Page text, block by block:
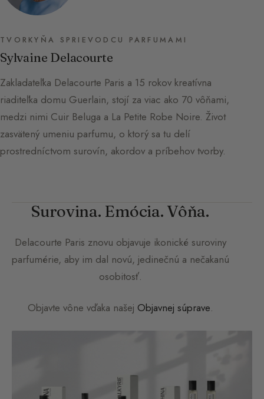
TVORKYŇA SPRIEVODCU PARFUMAMI
Sylvaine Delacourte
Zakladateľka Delacourte Paris a 15 rokov kreatívna
riaditeľka domu Guerlain, stojí za viac ako 70 vôňami,
medzi nimi Cuir Beluga a La Petite Robe Noire. Život
zasvätený umeniu parfumu, o ktorý sa tu delí
prostredníctvom surovín, akordov a príbehov tvorby.
Surovina. Emócia. Vôňa.
Delacourte Paris znovu objavuje ikonické suroviny
parfumérie, aby im dal novú, jedinečnú a nečakanú
osobitosť.
Objavte vône vďaka našej Objavnej súprave.